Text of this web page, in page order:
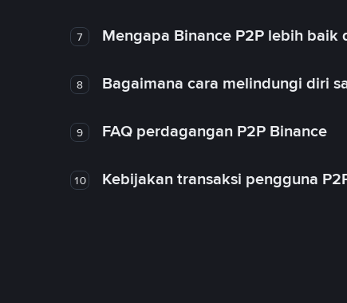
7 Mengapa Binance P2P lebih
8 Bagaimana cara melindungi diri
9 FAQ perdagangan P2P Binance
10 Kebijakan transaksi pengguna